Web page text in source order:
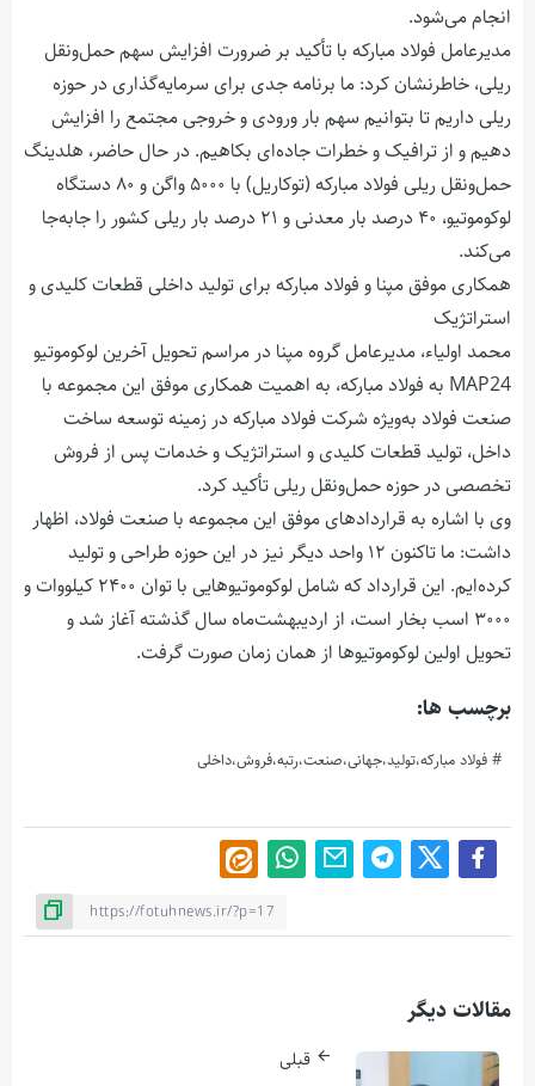
انجام می‌شود.
مدیرعامل فولاد مبارکه با تأکید بر ضرورت افزایش سهم حمل‌ونقل
ریلی، خاطرنشان کرد: ما برنامه جدی برای سرمایه‌گذاری در حوزه
ریلی داریم تا بتوانیم سهم بار ورودی و خروجی مجتمع را افزایش
دهیم و از ترافیک و خطرات جاده‌ای بکاهیم. در حال حاضر، هلدینگ
حمل‌ونقل ریلی فولاد مبارکه (توکاریل) با ۵۰۰۰ واگن و ۸۰ دستگاه
لوکوموتیو، ۴۰ درصد بار معدنی و ۲۱ درصد بار ریلی کشور را جابه‌جا
می‌کند.
همکاری موفق مپنا و فولاد مبارکه برای تولید داخلی قطعات کلیدی و
استراتژیک
محمد اولیاء، مدیرعامل گروه مپنا در مراسم تحویل آخرین لوکوموتیو
MAP24 به فولاد مبارکه، به اهمیت همکاری موفق این مجموعه با
صنعت فولاد به‌ویژه شرکت فولاد مبارکه در زمینه توسعه ساخت
داخل، تولید قطعات کلیدی و استراتژیک و خدمات پس از فروش
تخصصی در حوزه حمل‌ونقل ریلی تأکید کرد.
وی با اشاره به قراردادهای موفق این مجموعه با صنعت فولاد، اظهار
داشت: ما تاکنون ۱۲ واحد دیگر نیز در این حوزه طراحی و تولید
کرده‌ایم. این قرارداد که شامل لوکوموتیوهایی با توان ۲۴۰۰ کیلووات و
۳۰۰۰ اسب بخار است، از اردیبهشت‌ماه سال گذشته آغاز شد و
تحویل اولین لوکوموتیوها از همان زمان صورت گرفت.
برچسب ها:
فولاد مبارکه،تولید،جهانی،صنعت،رتبه،فروش،داخلی
مقالات دیگر
قبلی